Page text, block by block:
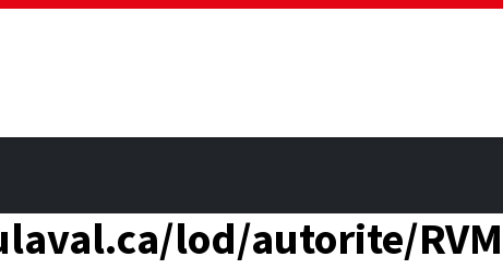
lod/autorite/